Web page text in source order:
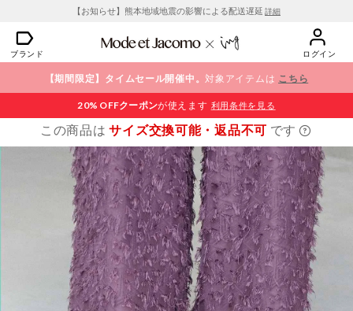
【お知らせ】熊本地域地震の影響による配送遅延 詳細
ブランド ログイン
【期間限定】タイムセール開催中。対象アイテムは こちら
20% OFFクーポンが使えます 利用条件を見る
この商品はサイズ交換可能・返品不可 です